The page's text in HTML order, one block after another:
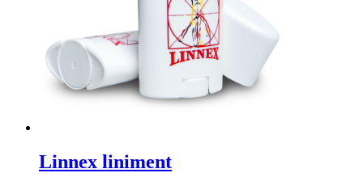
Linnex liniment